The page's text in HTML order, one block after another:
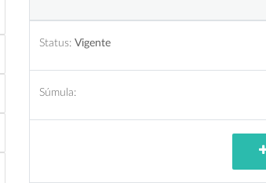
Status: Vigente
Súmula: